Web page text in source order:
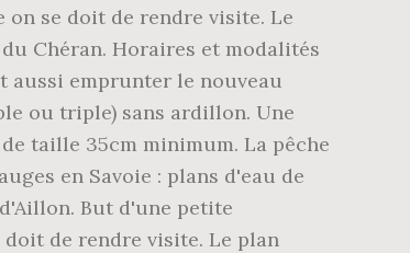
on se doit de rendre visite. Le
Chéran. Horaires et modalités
aussi emprunter le nouveau
ou triple) sans ardillon. Une
taille 35cm minimum. La pêche
en Savoie : plans d'eau de
But d'une petite
de rendre visite. Le plan